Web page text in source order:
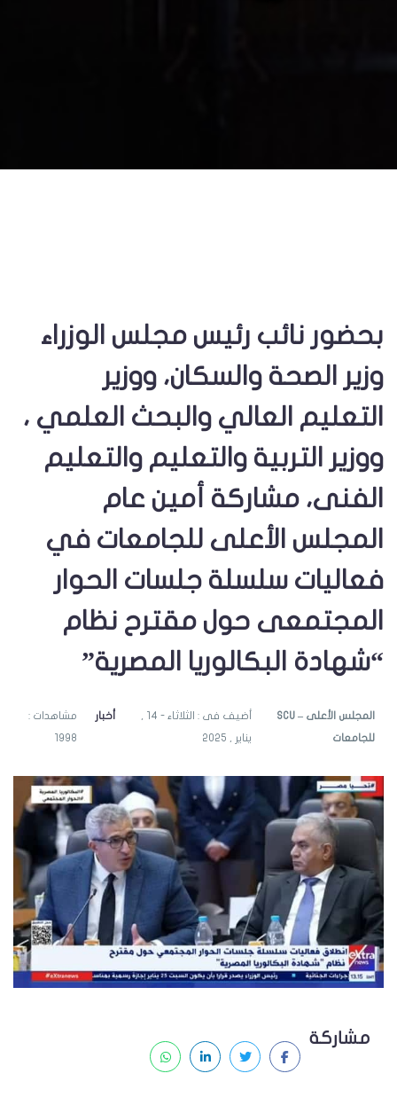
بحضور نائب رئيس مجلس الوزراء
وزير الصحة والسكان، ووزير
التعليم العالي والبحث العلمي ،
ووزير التربية والتعليم والتعليم
الفنى، مشاركة أمين عام
المجلس الأعلى للجامعات في
فعاليات سلسلة جلسات الحوار
المجتمعى حول مقترح نظام
“شهادة البكالوريا المصرية”
SCU – المجلس الأعلى
للجامعات يناير , 2025
أخبار مشاهدات :
1998
مشاركة